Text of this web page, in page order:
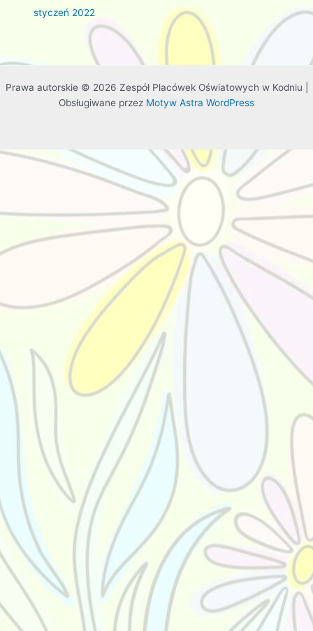
styczeń 2022
Prawa autorskie © 2026 Zespół Placówek Oświatowych w Kodniu |
Obsługiwane przez Motyw Astra WordPress